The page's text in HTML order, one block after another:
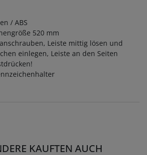
/ ABS
520 mm
Leiste mittig lösen und
einlegen, Leiste an den Seiten
KAUFTEN AUCH